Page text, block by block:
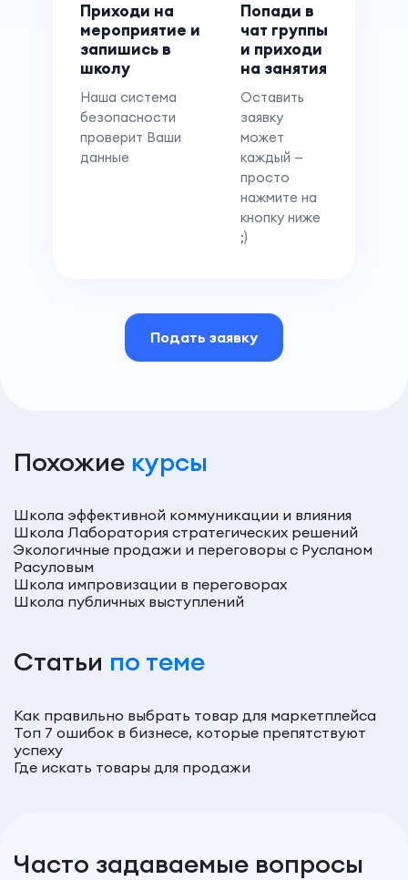
Приходи на
мероприятие и
запишись в
школу
Наша система
безопасности
проверит Ваши
данные
Попади в
чат группы
и приходи
на занятия
Оставить
заявку
может
каждый —
просто
нажмите на
кнопку ниже
;)
Подать заявку
Похожие курсы
Школа эффективной коммуникации и влияния
Школа Лаборатория стратегических решений
Экологичные продажи и переговоры с Русланом
Расуловым
Школа импровизации в переговорах
Школа публичных выступлений
Статьи по теме
Как правильно выбрать товар для маркетплейса
Топ 7 ошибок в бизнесе, которые препятствуют
успеху
Где искать товары для продажи
Часто задаваемые вопросы